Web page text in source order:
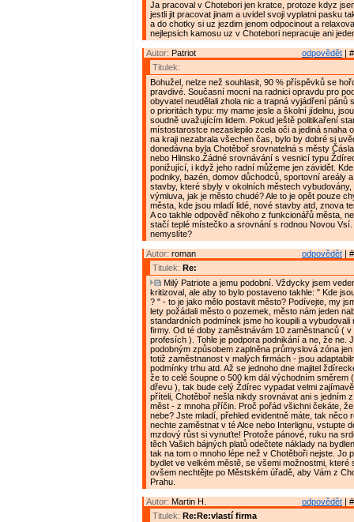
Ja pracoval v Chotebori jen kratce, protoze kdyz
jestli jit pracovat jinam a uvidel svoji vyplatni pasku
a do chotky si uz jezdim jenom odpocinout a
nejlepsich kamosu uz v Chotebori nepracuje ani
odpovědět |
Autor: Patriot
Titulek:
Bohužel, nelze než souhlasit, 90 % příspěvků se
pravdivé. Současní mocní na radnici opravdu pro
obyvatel neudělali zhola nic a trapná vyjádření pánů
o prioritách typu: my mame jesle a školní jídelnu,
soudně uvažujícím lidem. Pokud ještě politikaření
místostarostce nezaslepilo zcela oči a jediná snaha
na kraji nezabrala všechen čas, bylo by dobré si
donedávna byla Chotěboř srovnatelná s městy
nebo Hlinsko.Žádné srovnávání s vesnicí typu
ponižující, i když jeho radní můžeme jen závidět.
podniky, bazén, domov důchodců, sportovní areály
stavby, které sbyly v okolních městech vybudovány,
výmluva, jak je město chudé? Ale to je opět pouze
města, kde jsou mladí lidé, nové stavby atd, znova
A co takhle odpověď někoho z funkcionářů města,
stačí teplé místečko a srovnání s rodnou Novou Vsí.
nemyslíte?
odpovědět |
Autor: roman
Titulek: Re:
Milý Patriote a jemu podobní. Vždycky jsem
kritizoval, ale aby to bylo postaveno takhle: " Kde
? " - to je jako mělo postavit město? Podívejte, my
lety požádali město o pozemek, město nám jeden
standardních podmínek jsme ho koupili a vybudovali
firmy. Od té doby zaměstnávám 10 zaměstnanců (
profesích ). Tohle je podpora podnikání a ne, že ne.
podobným způsobem zaplněna průmyslová zóna
totiž zaměstnanost v malých firmách - jsou
podmínky trhu atd. Až se jednoho dne majitel
že to celé šoupne o 500 km dál východním směrem
dřevu ), tak bude celý Ždírec vypadat velmi
příteli, Chotěboř nešla nikdy srovnávat ani s jedním
měst - z mnoha příčin. Proč pořád všichni čekáte,
nebe? Jste mladí, přehled evidentně máte, tak něco
nechte zaměstnat v té Alce nebo Interlignu, vstupte
mzdový růst si vynuťte! Protože pánové, ruku na
těch Vašich bájných platů odečtete náklady na
tak na tom o mnoho lépe než v Chotěboři nejste. Jo
bydlet ve velkém městě, se všemi možnostmi, které
ovšem nechtějte po Městském úřadě, aby Vám z
Prahu.
odpovědět |
Autor: Martin H.
Titulek: Re:Re:vlastí firma